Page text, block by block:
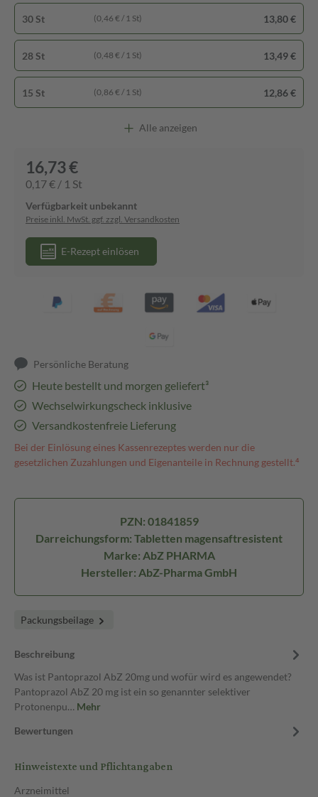
30 St (0,46 € / 1 St) 13,80 €
28 St (0,48 € / 1 St) 13,49 €
15 St (0,86 € / 1 St) 12,86 €
Alle anzeigen
16,73 €
0,17 € / 1 St
Verfügbarkeit unbekannt
Preise inkl. MwSt. ggf. zzgl. Versandkosten
E-Rezept einlösen
Persönliche Beratung
Heute bestellt und morgen geliefert³
Wechselwirkungscheck inklusive
Versandkostenfreie Lieferung
Bei der Einlösung eines Kassenrezeptes werden nur die
gesetzlichen Zuzahlungen und Eigenanteile in Rechnung gestellt.⁴
PZN: 01841859
Darreichungsform: Tabletten magensaftresistent
Marke: AbZ PHARMA
Hersteller: AbZ-Pharma GmbH
Packungsbeilage
Beschreibung
Was ist Pantoprazol AbZ 20mg und wofür wird es angewendet?
Pantoprazol AbZ 20 mg ist ein so genannter selektiver
Protonenpu… Mehr
Bewertungen
Hinweistexte und Pflichtangaben
Arzneimittel